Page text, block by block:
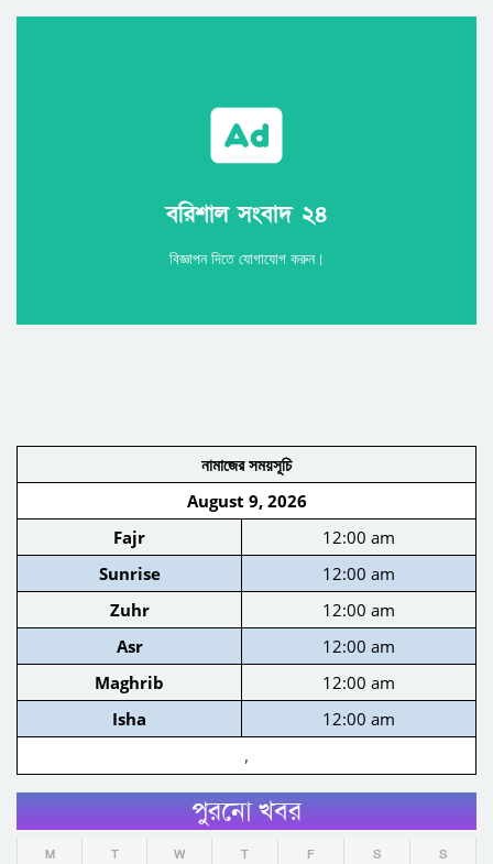
বরিশাল সংবাদ ২৪
বিজ্ঞাপন দিতে যোগাযোগ করুন।
বরিশাল সংবাদ ২৪
Call
নামাজের সময়সূচি
August 9, 2026
Fajr
12:00 am
Sunrise
12:00 am
Zuhr
12:00 am
Asr
12:00 am
Maghrib
12:00 am
Isha
12:00 am
,
পুরনো খবর
M T W T F S S